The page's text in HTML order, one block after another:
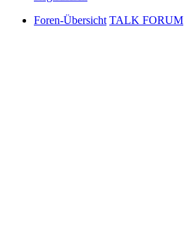
Foren-Übersicht TALK FORUM